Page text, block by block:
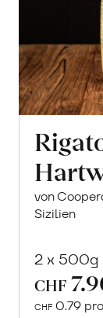
von
Sizilien
2 x 500g
CHF
CHF 0.79